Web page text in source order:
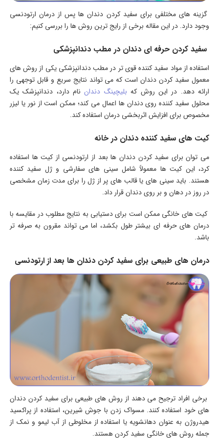
گزینه های مختلفی برای سفید کردن دندان ها پس از درمان ارتودنسی
وجود دارد. در این مقاله برخی از رایج ترین روش ها را بررسی کنیم:
سفید کردن حرفه ای دندان در مطب دندانپزشکی
استفاده از مواد سفید کننده قوی تر در مطب دندانپزشکی یکی از روش های
معمول سفید کردن دندان است که می تواند نتایج سریع و قابل توجهی را
ارائه دهد. در این روش که بلیچینگ دنداننام دارد، دندانپزشک یک
محلول سفید کننده روی دندان ها اعمال می کند؛ ممکن است از نور یا لیزر
مخصوص برای افزایش اثربخشی درمان استفاده کند.
کیت های سفید کننده دندان در خانه
می توان برای سفید کردن دندان ها بعد از ارتودنسی از کیت ها استفاده
کرد، این کیت ها معمولاً شامل سینی های سفارشی و ژل سفید کننده
هستند. باید سینی های یا قالب های پر از ژل را برای مدت زمان مشخصی
در روز در دهان و بر روی دندان قرار داد.
کیت های خانگی ممکن است برای دستیابی به نتایج مطلوب در مقایسه با
درمان های حرفه ای بیشتر طول بکشد، اما می تواند مقرون به صرفه تر
باشد.
درمان های طبیعی برای سفید کردن دندان ها بعد از ارتودنسی
برخی افراد ترجیح می دهند از روش های طبیعی برای سفید کردن دندان
های خود استفاده کنند. مسواک زدن با جوش شیرین، استفاده از پراکسید
هیدروژن به عنوان دهانشویه یا استفاده از مخلوطی از آب لیمو و نمک از
جمله روش های خانگی سفید کردن هستند.